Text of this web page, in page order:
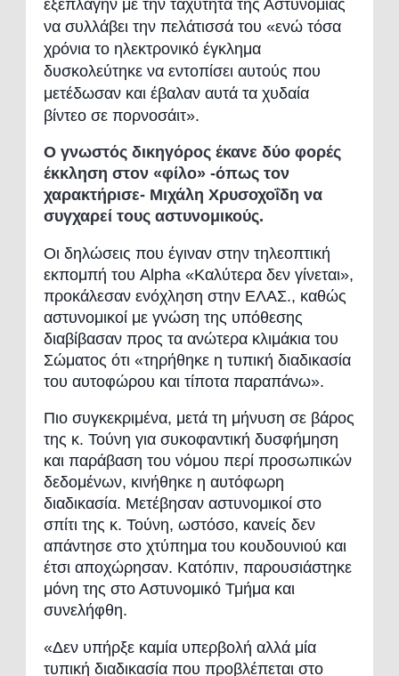
εξεπλάγην με την ταχύτητα της Αστυνομίας
να συλλάβει την πελάτισσά του «ενώ τόσα
χρόνια το ηλεκτρονικό έγκλημα
δυσκολεύτηκε να εντοπίσει αυτούς που
μετέδωσαν και έβαλαν αυτά τα χυδαία
βίντεο σε πορνοσάιτ».
Ο γνωστός δικηγόρος έκανε δύο φορές
έκκληση στον «φίλο» -όπως τον
χαρακτήρισε- Μιχάλη Χρυσοχοΐδη να
συγχαρεί τους αστυνομικούς.
Οι δηλώσεις που έγιναν στην τηλεοπτική
εκπομπή του Alpha «Καλύτερα δεν γίνεται»,
προκάλεσαν ενόχληση στην ΕΛΑΣ., καθώς
αστυνομικοί με γνώση της υπόθεσης
διαβίβασαν προς τα ανώτερα κλιμάκια του
Σώματος ότι «τηρήθηκε η τυπική διαδικασία
του αυτοφώρου και τίποτα παραπάνω».
Πιο συγκεκριμένα, μετά τη μήνυση σε βάρος
της κ. Τούνη για συκοφαντική δυσφήμηση
και παράβαση του νόμου περί προσωπικών
δεδομένων, κινήθηκε η αυτόφωρη
διαδικασία. Μετέβησαν αστυνομικοί στο
σπίτι της κ. Τούνη, ωστόσο, κανείς δεν
απάντησε στο χτύπημα του κουδουνιού και
έτσι αποχώρησαν. Κατόπιν, παρουσιάστηκε
μόνη της στο Αστυνομικό Τμήμα και
συνελήφθη.
«Δεν υπήρξε καμία υπερβολή αλλά μία
τυπική διαδικασία που προβλέπεται στο